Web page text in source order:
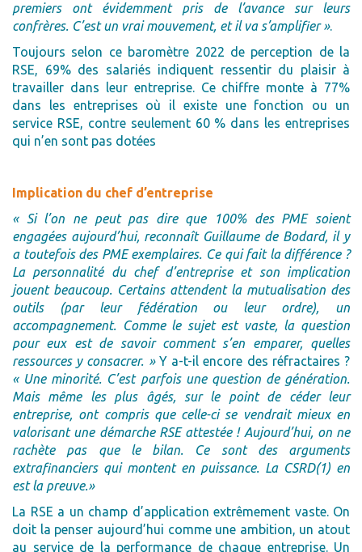
premiers ont évidemment pris de l’avance sur leurs
confrères. C’est un vrai mouvement, et il va s’amplifier ».
Toujours selon ce baromètre 2022 de perception de la
RSE, 69% des salariés indiquent ressentir du plaisir à
travailler dans leur entreprise. Ce chiffre monte à 77%
dans les entreprises où il existe une fonction ou un
service RSE, contre seulement 60 % dans les entreprises
qui n’en sont pas dotées
Implication du chef d’entreprise
« Si l’on ne peut pas dire que 100% des PME soient
engagées aujourd’hui, reconnaît Guillaume de Bodard, il y
a toutefois des PME exemplaires. Ce qui fait la différence ?
La personnalité du chef d’entreprise et son implication
jouent beaucoup. Certains attendent la mutualisation des
outils (par leur fédération ou leur ordre), un
accompagnement. Comme le sujet est vaste, la question
pour eux est de savoir comment s’en emparer, quelles
ressources y consacrer. »Y a-t-il encore des réfractaires ?
« Une minorité. C’est parfois une question de génération.
Mais même les plus âgés, sur le point de céder leur
entreprise, ont compris que celle-ci se vendrait mieux en
valorisant une démarche RSE attestée ! Aujourd’hui, on ne
rachète pas que le bilan. Ce sont des arguments
extrafinanciers qui montent en puissance. La CSRD(1) en
est la preuve.»
La RSE a un champ d’application extrêmement vaste. On
doit la penser aujourd’hui comme une ambition, un atout
au service de la performance de chaque entreprise. Un